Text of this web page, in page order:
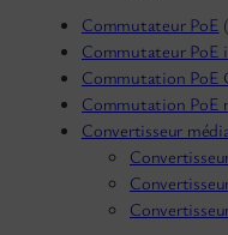
Commutateur PoE
Commutateur PoE
Commutation PoE
Commutation PoE
Convertisseur